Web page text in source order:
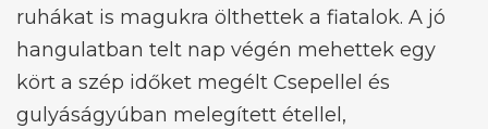
ruhákat is magukra ölthettek a fiatalok. A jó
hangulatban telt nap végén mehettek egy
kört a szép időket megélt Csepellel és
gulyáságyúban melegített étellel,